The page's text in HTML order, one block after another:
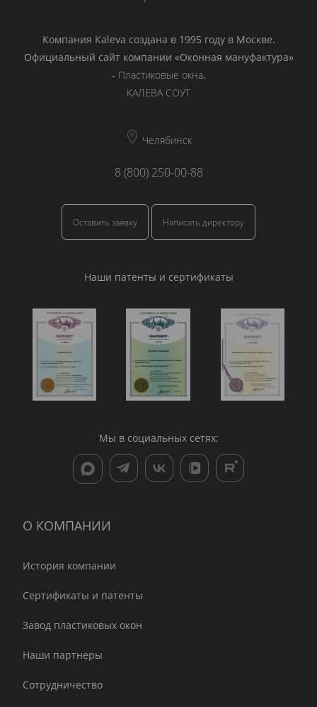
Компания Kaleva создана в 1995 году в Москве.
Официальный сайт компании «Оконная мануфактура»
- Пластиковые окна.
КАЛЕВА СОУТ
Челябинск
8 (800) 250-00-88
Оставить заявку Написать директору
Наши патенты и сертификаты
Мы в социальных сетях:
О КОМПАНИИ
История компании
Сертификаты и патенты
Завод пластиковых окон
Наши партнеры
Сотрудничество